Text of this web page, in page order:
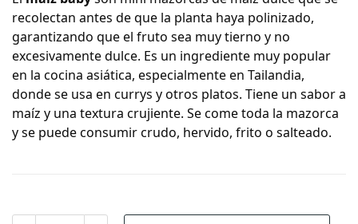
recolectan antes de que la planta haya polinizado,
garantizando que el fruto sea muy tierno y no
excesivamente dulce. Es un ingrediente muy popular
en la cocina asiática, especialmente en Tailandia,
donde se usa en currys y otros platos. Tiene un sabor a
maíz y una textura crujiente. Se come toda la mazorca
y se puede consumir crudo, hervido, frito o salteado.